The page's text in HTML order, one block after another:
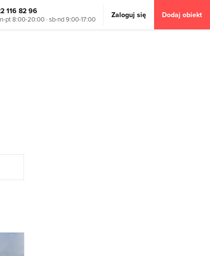
116 82 96
pt 8:00-20:00 · sb-nd 9:00-17:00 Zaloguj się Dodaj obiekt